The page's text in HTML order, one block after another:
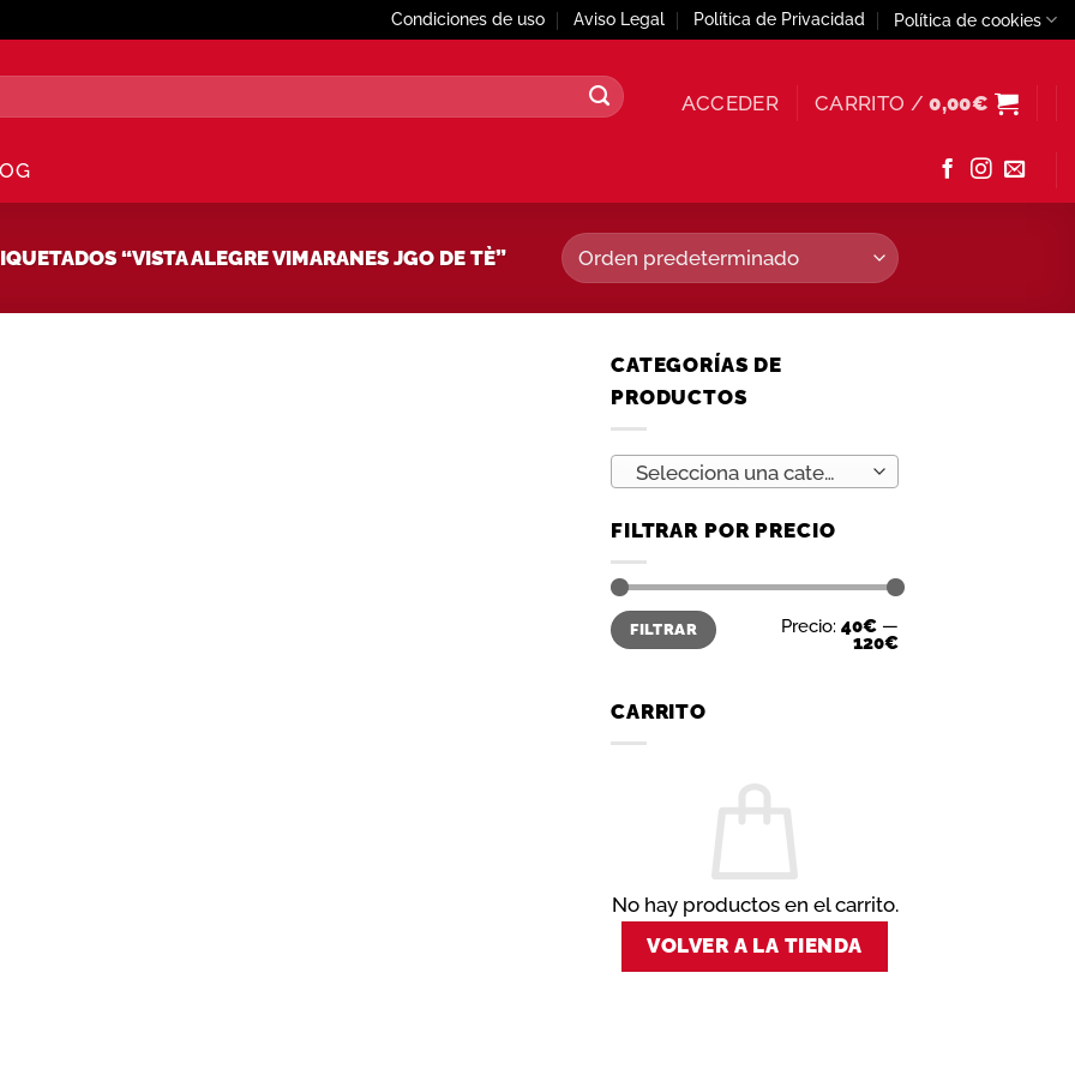
Condiciones de uso Aviso Legal Política de Privacidad Política de cookies
ACCEDER CARRITO /0,00€
“VISTA ALEGRE VIMARANES JGO DE TÈ”
CATEGORÍAS DE
PRODUCTOS
Selecciona una categoría
FILTRAR POR PRECIO
Precio
mínimo
Precio
máximo
FILTRAR Precio: 40€ —
120€
CARRITO
No hay productos en el carrito.
VOLVER A LA TIENDA